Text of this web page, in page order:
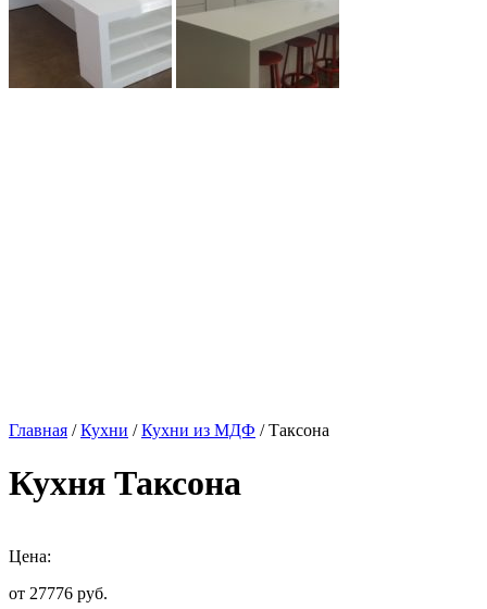
Главная /Кухни /Кухни из МДФ / Таксона
Кухня Таксона
Цена:
от 27776 руб.